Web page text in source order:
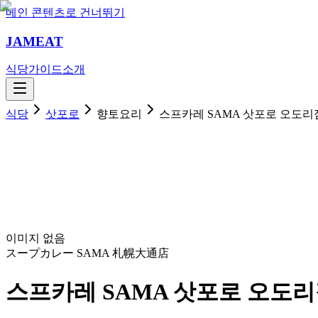
메인 콘텐츠로 건너뛰기
JAMEAT
식당가이드소개
식당 삿포로 향토요리 스프카레 SAMA 삿포로 오도리
이미지 없음
スープカレー SAMA 札幌大通店
스프카레 SAMA 삿포로 오도